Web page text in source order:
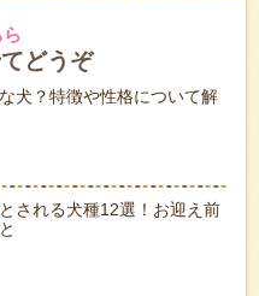
ら
どうぞ
犬？特徴や性格について解
される犬種12選！お迎え前